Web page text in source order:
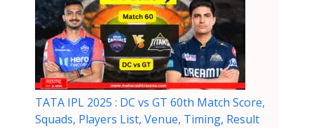
TATA IPL 2025 : DC vs GT 60th Match Score,
Squads, Players List, Venue, Timing, Result